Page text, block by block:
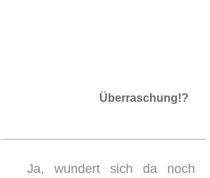
Überraschung!?
Ja, wundert sich da noch